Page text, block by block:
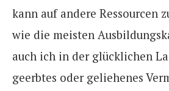
kann auf andere Ressourcen
wie die meisten
auch ich in der glücklichen
geerbtes oder geliehenes